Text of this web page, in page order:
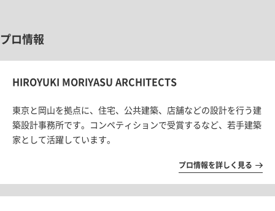
プロ情報
HIROYUKI MORIYASU ARCHITECTS
東京と岡山を拠点に、住宅、公共建築、店舗などの設計を行う建
築設計事務所です。コンペティションで受賞するなど、若手建築
家として活躍しています。
プロ情報を詳しく見る